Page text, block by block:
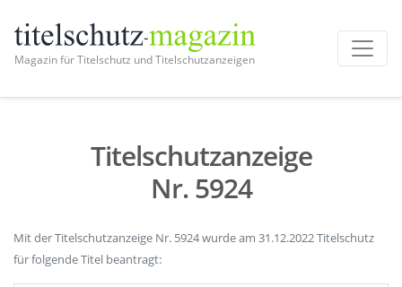
Magazin für Titelschutz und Titelschutzanzeigen
Titelschutzanzeige
Nr. 5924
Mit der Titelschutzanzeige Nr. 5924 wurde am 31.12.2022 Titelschutz
für folgende Titel beantragt: